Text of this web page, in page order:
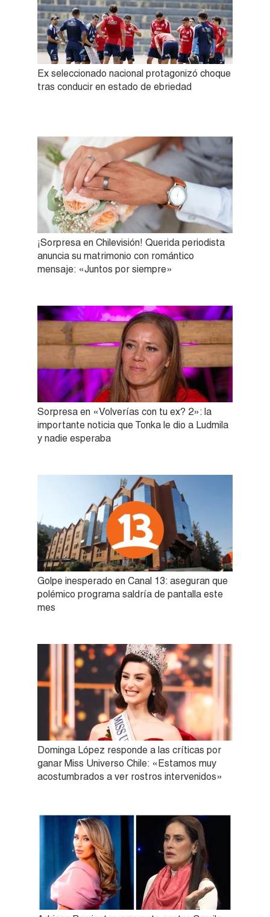
Ex seleccionado nacional protagonizó choque
tras conducir en estado de ebriedad
¡Sorpresa en Chilevisión! Querida periodista
anuncia su matrimonio con romántico
mensaje: «Juntos por siempre»
Sorpresa en «Volverías con tu ex? 2»: la
importante noticia que Tonka le dio a Ludmila
y nadie esperaba
Golpe inesperado en Canal 13: aseguran que
polémico programa saldría de pantalla este
mes
Dominga López responde a las críticas por
ganar Miss Universo Chile: «Estamos muy
acostumbrados a ver rostros intervenidos»